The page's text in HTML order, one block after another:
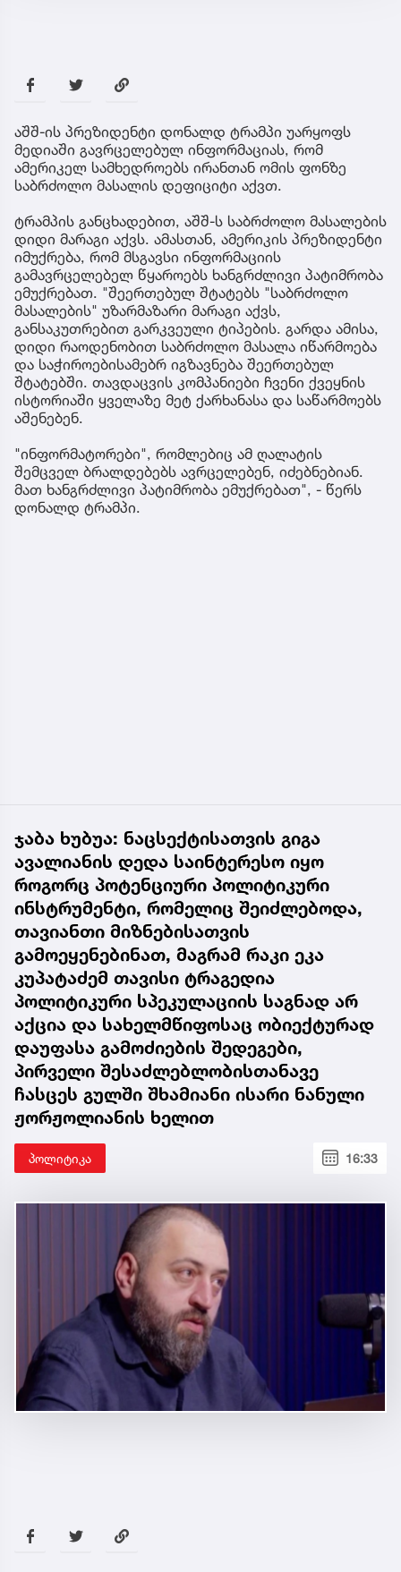
აშშ-ის პრეზიდენტი დონალდ ტრამპი უარყოფს
მედიაში გავრცელებულ ინფორმაციას, რომ
ამერიკელ სამხედროებს ირანთან ომის ფონზე
საბრძოლო მასალის დეფიციტი აქვთ.
ტრამპის განცხადებით, აშშ-ს საბრძოლო მასალების
დიდი მარაგი აქვს. ამასთან, ამერიკის პრეზიდენტი
იმუქრება, რომ მსგავსი ინფორმაციის
გამავრცელებელ წყაროებს ხანგრძლივი პატიმრობა
ემუქრებათ. "შეერთებულ შტატებს "საბრძოლო
მასალების" უზარმაზარი მარაგი აქვს,
განსაკუთრებით გარკვეული ტიპების. გარდა ამისა,
დიდი რაოდენობით საბრძოლო მასალა იწარმოება
და საჭიროებისამებრ იგზავნება შეერთებულ
შტატებში. თავდაცვის კომპანიები ჩვენი ქვეყნის
ისტორიაში ყველაზე მეტ ქარხანასა და საწარმოებს
აშენებენ.
"ინფორმატორები", რომლებიც ამ ღალატის
შემცველ ბრალდებებს ავრცელებენ, იძებნებიან.
მათ ხანგრძლივი პატიმრობა ემუქრებათ", - წერს
დონალდ ტრამპი.
ჯაბა ხუბუა: ნაცსექტისათვის გიგა
ავალიანის დედა საინტერესო იყო
როგორც პოტენციური პოლიტიკური
ინსტრუმენტი, რომელიც შეიძლებოდა,
თავიანთი მიზნებისათვის
გამოეყენებინათ, მაგრამ რაკი ეკა
კუპატაძემ თავისი ტრაგედია
პოლიტიკური სპეკულაციის საგნად არ
აქცია და სახელმწიფოსაც ობიექტურად
დაუფასა გამოძიების შედეგები,
პირველი შესაძლებლობისთანავე
ჩასცეს გულში შხამიანი ისარი ნანული
ჟორჟოლიანის ხელით
პოლიტიკა 16:33